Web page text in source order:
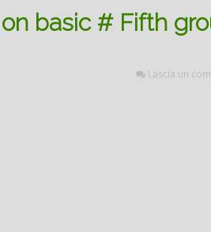
basic # Fifth
Lascia un